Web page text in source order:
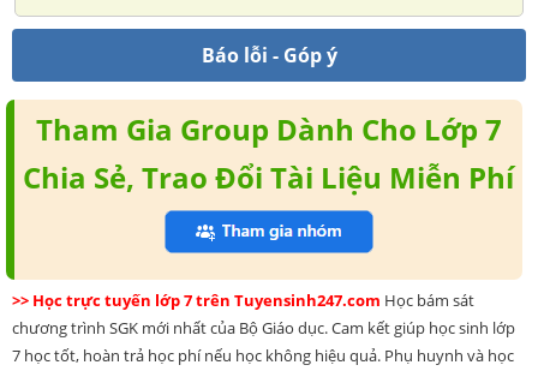
Báo lỗi - Góp ý
Tham Gia Group Dành Cho Lớp 7
Chia Sẻ, Trao Đổi Tài Liệu Miễn Phí
>> Học trực tuyến lớp 7 trên Tuyensinh247.com Học bám sát
chương trình SGK mới nhất của Bộ Giáo dục. Cam kết giúp học sinh lớp
7 học tốt, hoàn trả học phí nếu học không hiệu quả. Phụ huynh và học